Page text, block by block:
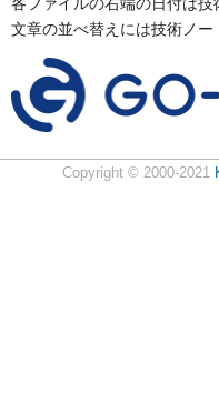
文章の並べ替えには技術ノー
Copyright © 2000-2021